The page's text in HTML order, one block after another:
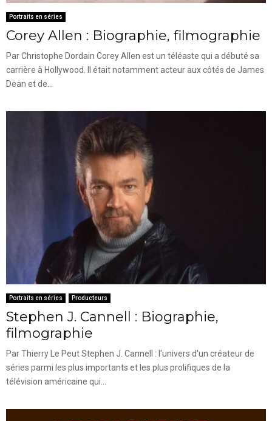
Portraits en séries
Corey Allen : Biographie, filmographie
Par Christophe Dordain Corey Allen est un téléaste qui a débuté sa
carrière à Hollywood. Il était notamment acteur aux côtés de James
Dean et de...
Portraits en séries Producteurs
Stephen J. Cannell : Biographie,
filmographie
Par Thierry Le Peut Stephen J. Cannell : l'univers d'un créateur de
séries parmi les plus importants et les plus prolifiques de la
télévision américaine qui...